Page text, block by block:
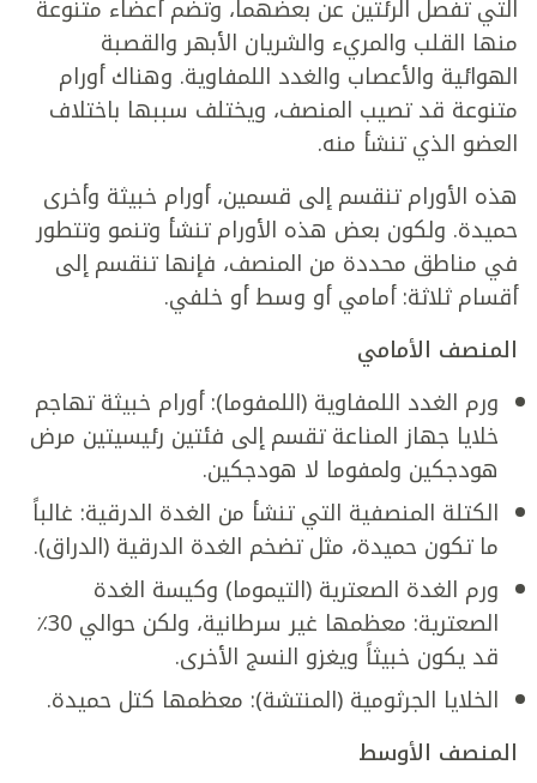
التي تفصل الرئتين عن بعضهما، وتضم أعضاء متنوعة
منها القلب والمريء والشريان الأبهر والقصبة
الهوائية والأعصاب والغدد اللمفاوية. وهناك أورام
متنوعة قد تصيب المنصف، ويختلف سببها باختلاف
العضو الذي تنشأ منه.
هذه الأورام تنقسم إلى قسمين، أورام خبيثة وأخرى
حميدة. ولكون بعض هذه الأورام تنشأ وتنمو وتتطور
في مناطق محددة من المنصف، فإنها تنقسم إلى
أقسام ثلاثة: أمامي أو وسط أو خلفي.
المنصف الأمامي
ورم الغدد اللمفاوية (اللمفوما): أورام خبيثة تهاجم
خلايا جهاز المناعة تقسم إلى فئتين رئيسيتين مرض
هودجكين ولمفوما لا هودجكين.
الكتلة المنصفية التي تنشأ من الغدة الدرقية: غالباً
ما تكون حميدة، مثل تضخم الغدة الدرقية (الدراق).
ورم الغدة الصعترية (التيموما) وكيسة الغدة
الصعترية: معظمها غير سرطانية، ولكن حوالي 30٪
قد يكون خبيثاً ويغزو النسج الأخرى.
الخلايا الجرثومية (المنتشة): معظمها كتل حميدة.
المنصف الأوسط